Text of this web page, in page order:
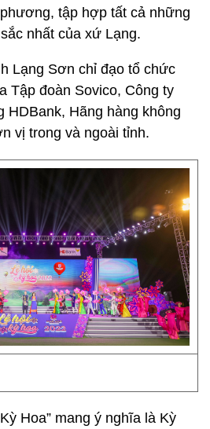
tập hợp tất cả những
nhất của xứ Lạng.
Lạng Sơn chỉ đạo tổ chức
Tập đoàn Sovico, Công ty
HDBank, Hãng hàng không
vị trong và ngoài tỉnh.
Hoa” mang ý nghĩa là Kỳ